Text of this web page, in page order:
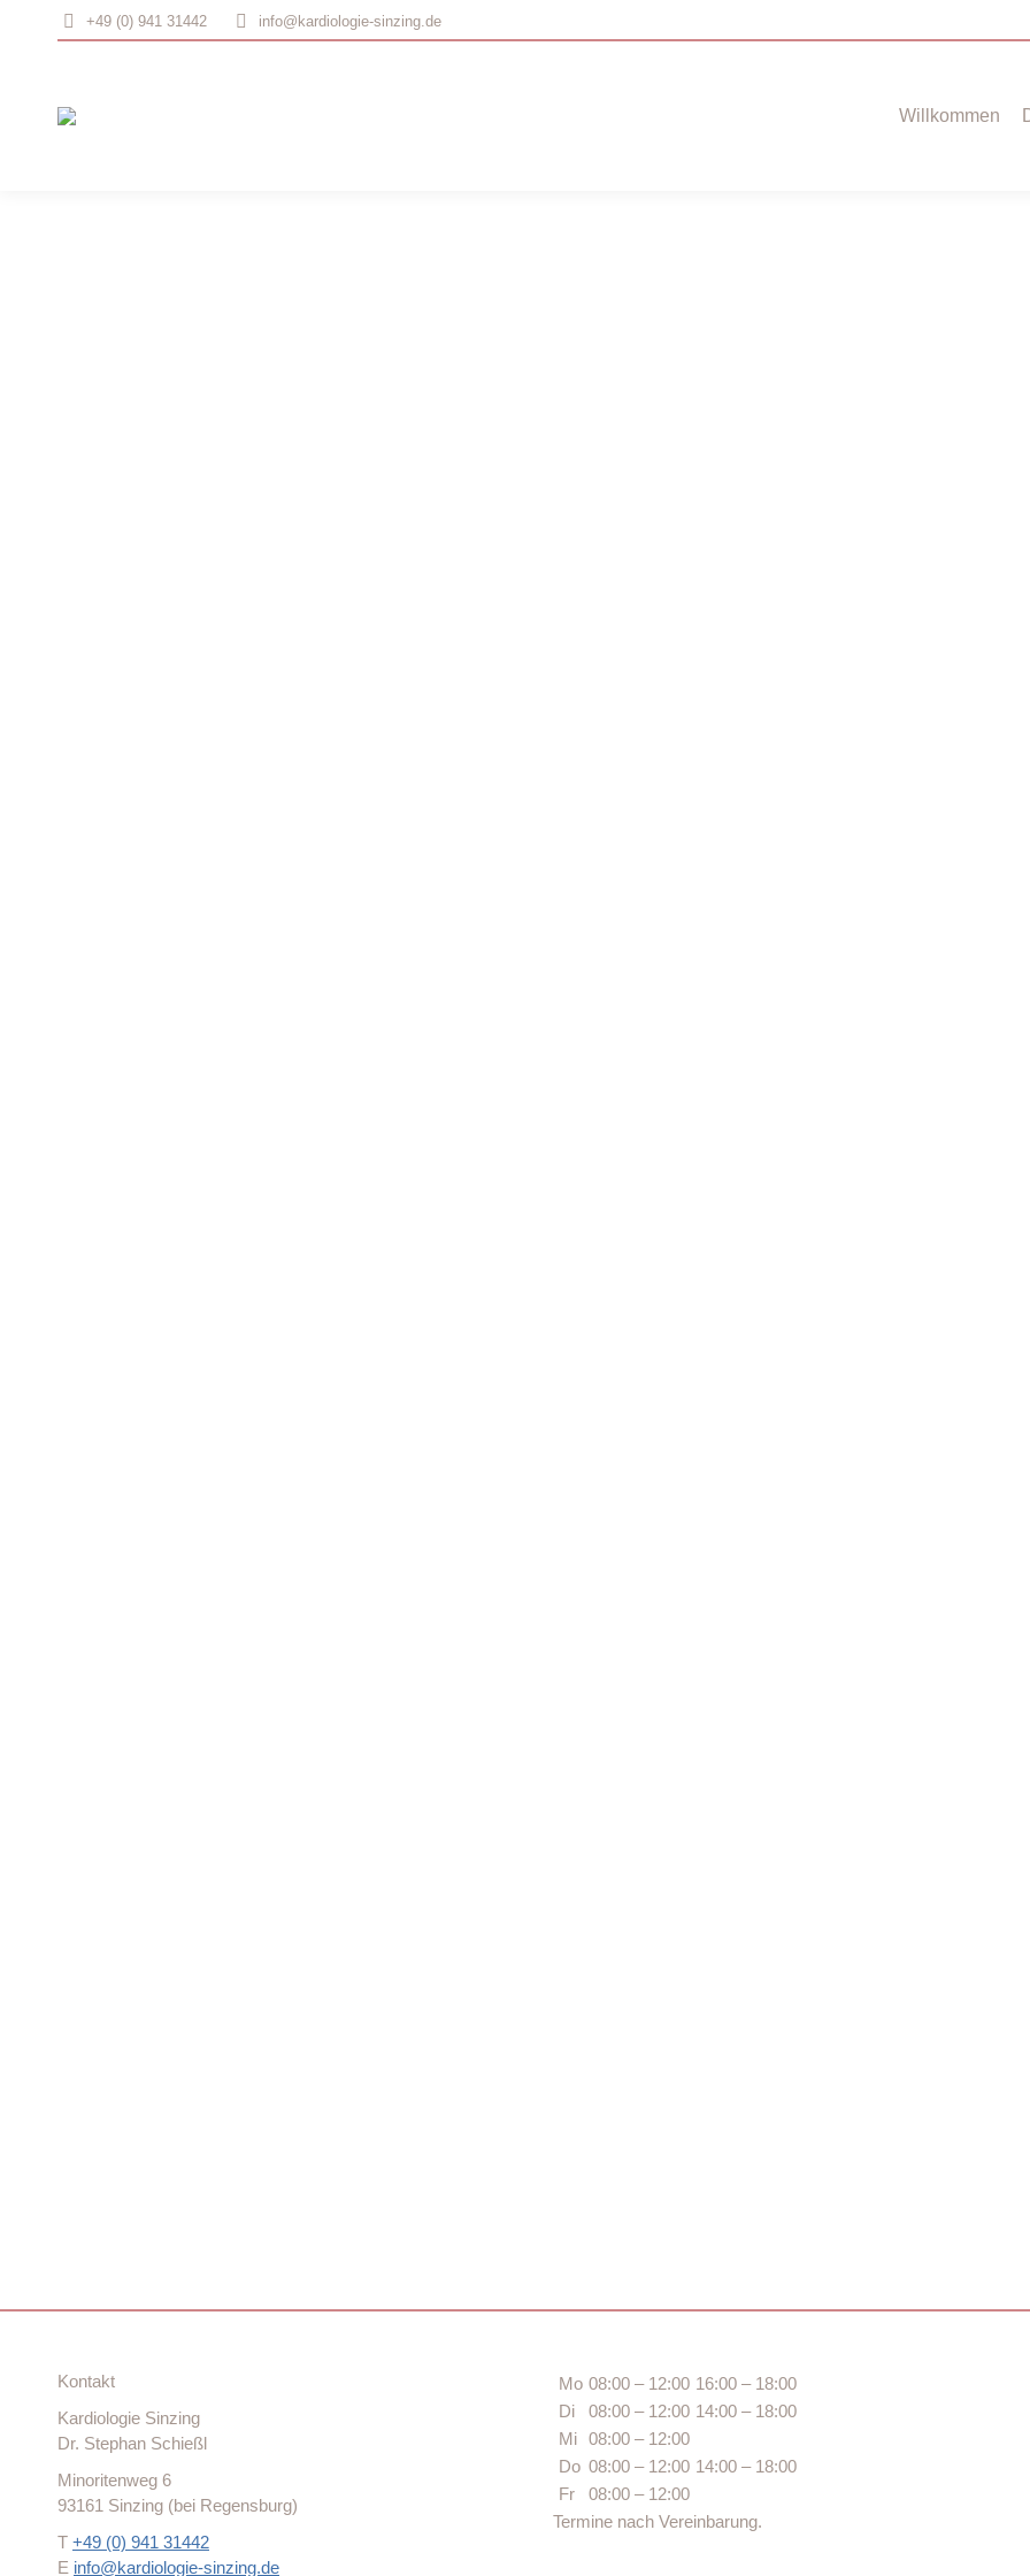
+49 (0) 941 31442 info@kardiologie-sinzing.de
Willkommen
Kontakt
Kardiologie Sinzing
Dr. Stephan Schießl
Minoritenweg 6
93161 Sinzing (bei Regensburg)
T +49 (0) 941 31442
E info@kardiologie-sinzing.de
Mo 08:00 – 12:00 16:00 – 18:00
Di
08:00 – 12:00 14:00 – 18:00
Mi
08:00 – 12:00
Do 08:00 – 12:00 14:00 – 18:00
Fr
08:00 – 12:00
Termine nach Vereinbarung.